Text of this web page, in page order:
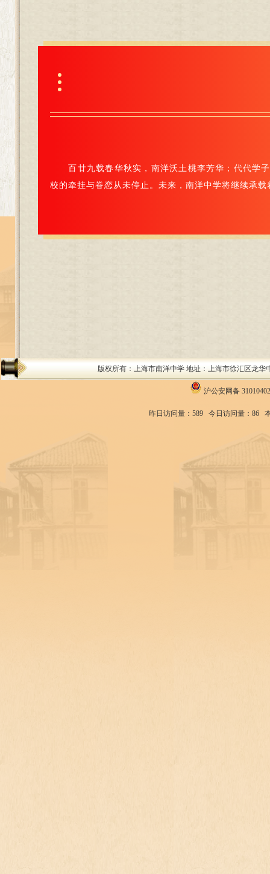
百廿九载春华秋实，南洋沃土桃李芳华；代代学
校的牵挂与眷恋从未停止。未来，南洋中学将继续承
版权所有：上海市南洋中学 地址：上海市徐汇区龙华
沪公安网备
昨日访问量：589 今日访问量：86